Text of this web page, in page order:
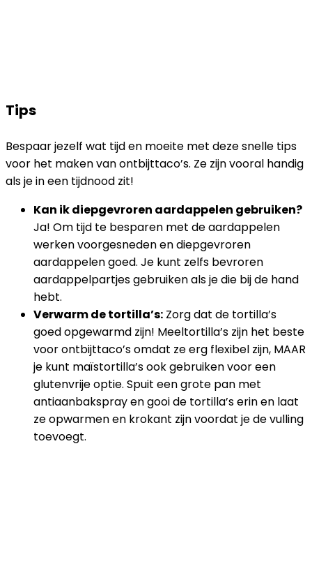
Tips
Bespaar jezelf wat tijd en moeite met deze snelle tips
voor het maken van ontbijttaco’s. Ze zijn vooral handig
als je in een tijdnood zit!
Kan ik diepgevroren aardappelen gebruiken?
Ja! Om tijd te besparen met de aardappelen
werken voorgesneden en diepgevroren
aardappelen goed. Je kunt zelfs bevroren
aardappelpartjes gebruiken als je die bij de hand
hebt.
Verwarm de tortilla’s: Zorg dat de tortilla’s
goed opgewarmd zijn! Meeltortilla’s zijn het beste
voor ontbijttaco’s omdat ze erg flexibel zijn, MAAR
je kunt maïstortilla’s ook gebruiken voor een
glutenvrije optie. Spuit een grote pan met
antiaanbakspray en gooi de tortilla’s erin en laat
ze opwarmen en krokant zijn voordat je de vulling
toevoegt.